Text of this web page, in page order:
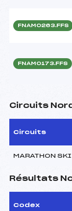
FNAM0263.FFS
FNAM0173.FFS
Circuits
Circuits
MARATHON
Résultats
Codex